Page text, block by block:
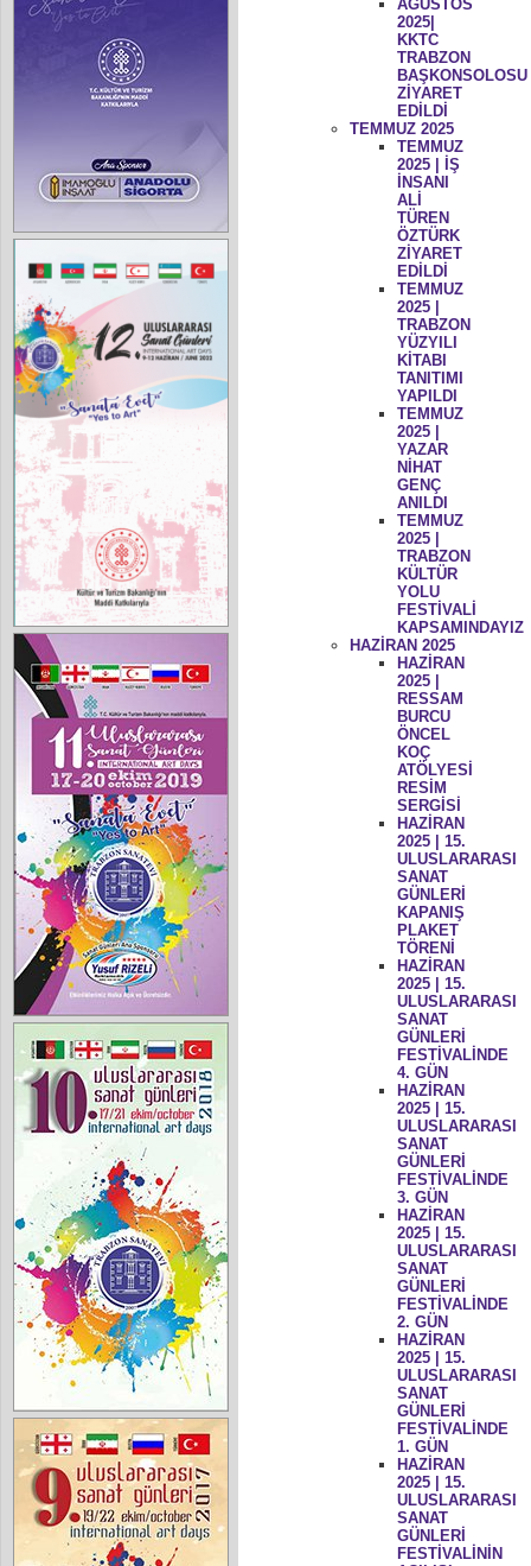
AĞUSTOS
2025|
KKTC
TRABZON
BAŞKONSOLOSU
ZİYARET
EDİLDİ
TEMMUZ 2025
TEMMUZ
2025 | İŞ
İNSANI
ALİ
TÜREN
ÖZTÜRK
ZİYARET
EDİLDİ
TEMMUZ
2025 |
TRABZON
YÜZYILI
KİTABI
TANITIMI
YAPILDI
TEMMUZ
2025 |
YAZAR
NİHAT
GENÇ
ANILDI
TEMMUZ
2025 |
TRABZON
KÜLTÜR
YOLU
FESTİVALİ
KAPSAMINDAYIZ
HAZİRAN 2025
HAZİRAN
2025 |
RESSAM
BURCU
ÖNCEL
KOÇ
ATÖLYESİ
RESİM
SERGİSİ
HAZİRAN
2025 | 15.
ULUSLARARASI
SANAT
GÜNLERİ
KAPANIŞ
PLAKET
TÖRENİ
HAZİRAN
2025 | 15.
ULUSLARARASI
SANAT
GÜNLERİ
FESTİVALİNDE
4. GÜN
HAZİRAN
2025 | 15.
ULUSLARARASI
SANAT
GÜNLERİ
FESTİVALİNDE
3. GÜN
HAZİRAN
2025 | 15.
ULUSLARARASI
SANAT
GÜNLERİ
FESTİVALİNDE
2. GÜN
HAZİRAN
2025 | 15.
ULUSLARARASI
SANAT
GÜNLERİ
FESTİVALİNDE
1. GÜN
HAZİRAN
2025 | 15.
ULUSLARARASI
SANAT
GÜNLERİ
FESTİVALİNİN